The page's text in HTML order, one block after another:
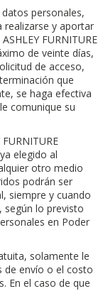
personales,
realizarse y aportar
FURNITURE
de veinte días,
de acceso,
que
se haga efectiva
comunique su
elegido al
otro medio
podrán ser
siempre y cuando
según lo previsto
en Poder
solamente le
de envío o el costo
En el caso de que